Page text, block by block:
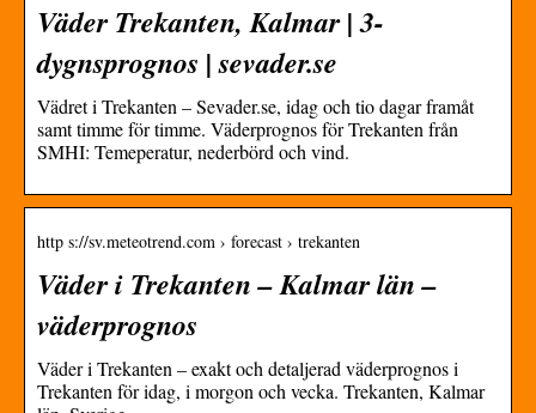
Väder Trekanten, Kalmar | 3-
dygnsprognos | sevader.se
Vädret i Trekanten – Sevader.se, idag och tio dagar framåt
samt timme för timme. Väderprognos för Trekanten från
SMHI: Temeperatur, nederbörd och vind.
http s://sv.meteotrend.com › forecast › trekanten
Väder i Trekanten – Kalmar län –
väderprognos
Väder i Trekanten – exakt och detaljerad väderprognos i
Trekanten för idag, i morgon och vecka. Trekanten, Kalmar